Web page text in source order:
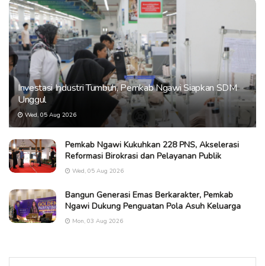
Investasi Industri Tumbuh, Pemkab Ngawi Siapkan SDM
Unggul
Wed, 05 Aug 2026
Pemkab Ngawi Kukuhkan 228 PNS, Akselerasi
Reformasi Birokrasi dan Pelayanan Publik
Wed, 05 Aug 2026
Bangun Generasi Emas Berkarakter, Pemkab
Ngawi Dukung Penguatan Pola Asuh Keluarga
Mon, 03 Aug 2026